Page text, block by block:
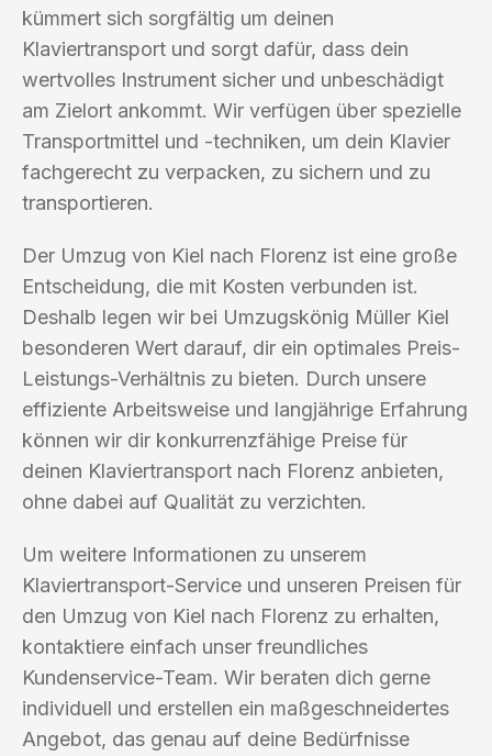
kümmert sich sorgfältig um deinen
Klaviertransport und sorgt dafür, dass dein
wertvolles Instrument sicher und unbeschädigt
am Zielort ankommt. Wir verfügen über spezielle
Transportmittel und -techniken, um dein Klavier
fachgerecht zu verpacken, zu sichern und zu
transportieren.
Der Umzug von Kiel nach Florenz ist eine große
Entscheidung, die mit Kosten verbunden ist.
Deshalb legen wir bei Umzugskönig Müller Kiel
besonderen Wert darauf, dir ein optimales Preis-
Leistungs-Verhältnis zu bieten. Durch unsere
effiziente Arbeitsweise und langjährige Erfahrung
können wir dir konkurrenzfähige Preise für
deinen Klaviertransport nach Florenz anbieten,
ohne dabei auf Qualität zu verzichten.
Um weitere Informationen zu unserem
Klaviertransport-Service und unseren Preisen für
den Umzug von Kiel nach Florenz zu erhalten,
kontaktiere einfach unser freundliches
Kundenservice-Team. Wir beraten dich gerne
individuell und erstellen ein maßgeschneidertes
Angebot, das genau auf deine Bedürfnisse